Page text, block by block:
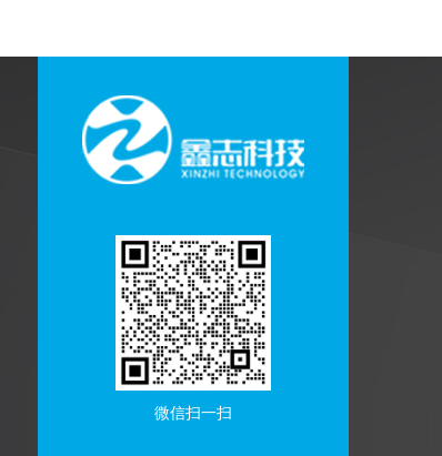
微信扫一扫